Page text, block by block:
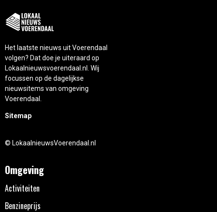
Het laatste nieuws uit Voerendaal
volgen? Dat doe je uiteraard op
Lokaalnieuwsvoerendaal.nl. Wij
focussen op de dagelijkse
nieuwsitems van omgeving
Voerendaal.
Sitemap
© LokaalnieuwsVoerendaal.nl
Omgeving
Activiteiten
Benzineprijs